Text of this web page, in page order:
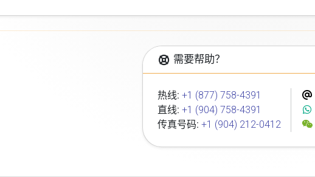
需要帮助？
热线: +1 (877) 758-4391
直线: +1 (904) 758-4391
传真号码: +1 (904) 212-0412